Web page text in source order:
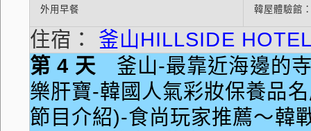
外用早餐 韓屋體驗館
住宿： 釜山HILLSIDE
第 4 天 釜山-最靠近海邊的
樂肝寶-韓國人氣彩妝保養品
節目介紹)-食尚玩家推薦～韓